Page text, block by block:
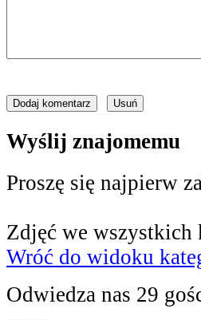
Wyślij znajomemu
Proszę się najpierw
Zdjęć we wszystkich
Wróć do widoku
Odwiedza nas 29